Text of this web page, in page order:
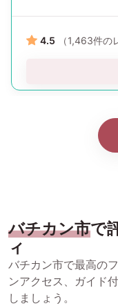
4.5 （1,463件の
バチカン市で
ィ
バチカン市で最高の
ンアクセス、ガイド
しましょう。